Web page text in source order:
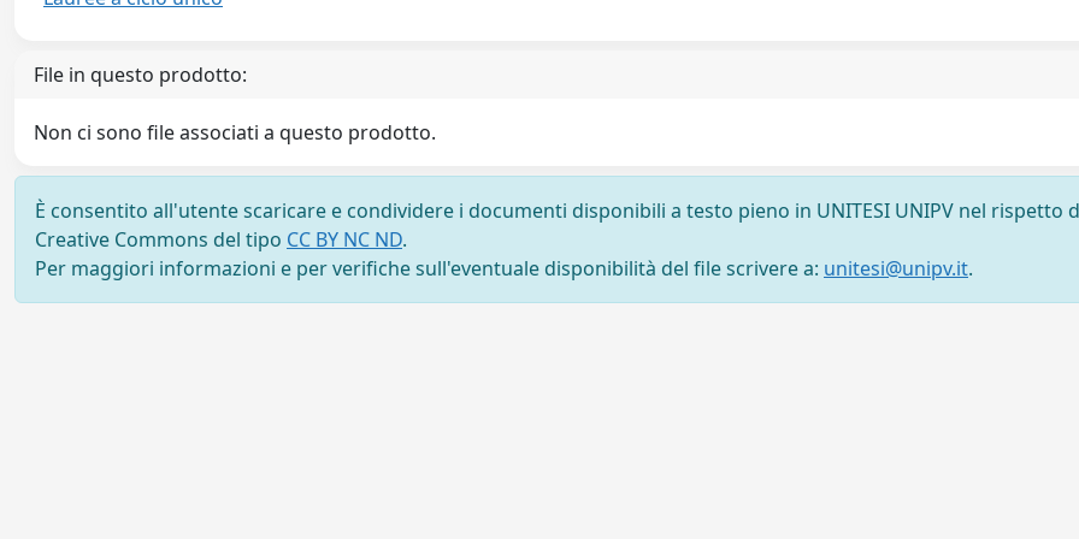
File in questo prodotto:
Non ci sono file associati a questo prodotto.
È consentito all'utente scaricare e condividere i documenti disponibili a testo pieno in UNITESI UNIPV nel rispetto
Creative Commons del tipo CC BY NC ND.
Per maggiori informazioni e per verifiche sull'eventuale disponibilità del file scrivere a: unitesi@unipv.it.